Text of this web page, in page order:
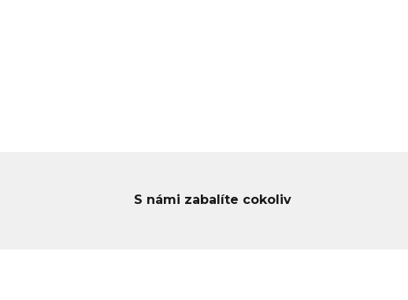
S námi zabalíte cokoliv